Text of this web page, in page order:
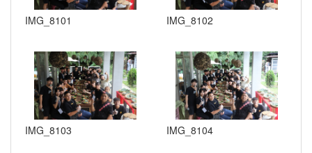
IMG_8101 IMG_8102
IMG_8103 IMG_8104